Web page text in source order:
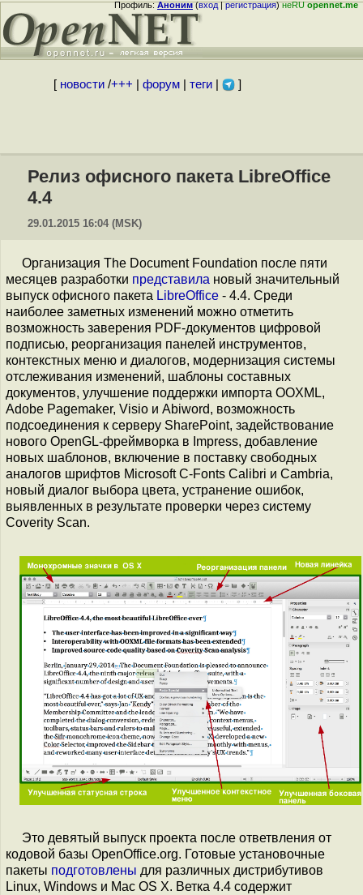
Профиль:Аноним(вход|регистрация)неRUopennet.me
[ новости/+++ форум| теги| ]
Релиз офисного пакета LibreOffice
4.4
29.01.2015 16:04 (MSK)
Организация The Document Foundation после пяти
месяцев разработки представила новый значительный
выпуск офисного пакета LibreOffice - 4.4. Среди
наиболее заметных изменений можно отметить
возможность заверения PDF-документов цифровой
подписью, реорганизация панелей инструментов,
контекстных меню и диалогов, модернизация системы
отслеживания изменений, шаблоны составных
документов, улучшение поддержки импорта OOXML,
Adobe Pagemaker, Visio и Abiword, возможность
подсоединения к серверу SharePoint, задействование
нового OpenGL-фреймворка в Impress, добавление
новых шаблонов, включение в поставку свободных
аналогов шрифтов Microsoft C-Fonts Calibri и Cambria,
новый диалог выбора цвета, устранение ошибок,
выявленных в результате проверки через систему
Coverity Scan.
Это девятый выпуск проекта после ответвления от
кодовой базы OpenOffice.org. Готовые установочные
пакеты подготовлены для различных дистрибутивов
Linux, Windows и Mac OS X. Ветка 4.4 содержит